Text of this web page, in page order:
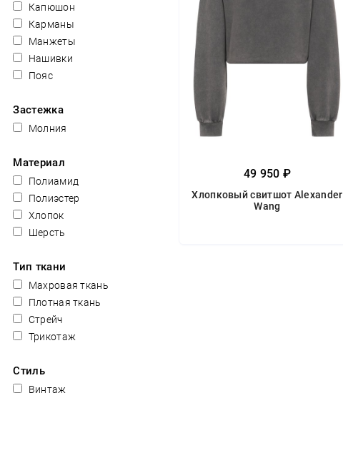
Капюшон
Карманы
Манжеты
Нашивки
Пояс
Застежка
Молния
Материал
Полиамид
Полиэстер
Хлопок
Шерсть
Тип ткани
Махровая ткань
Плотная ткань
Стрейч
Трикотаж
Стиль
Винтаж
49 950 ₽
Хлопковый свитшот Alexander
Wang